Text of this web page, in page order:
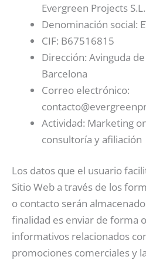
Evergreen Projects S.L.
Denominación social:
CIF: B67516815
Dirección: Avinguda
Barcelona
Correo electrónico:
Actividad: Marketing
consultoría y afiliación
Los datos que el usuario
Sitio Web a través de los
o contacto serán
finalidad es enviar de forma
informativos relacionados
promociones comerciales y